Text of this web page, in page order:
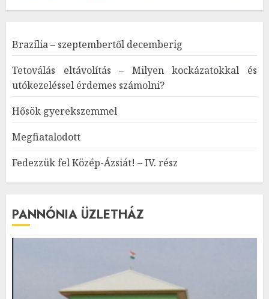
Brazília – szeptembertől decemberig
Tetoválás eltávolítás – Milyen kockázatokkal és
utókezeléssel érdemes számolni?
Hősök gyerekszemmel
Megfiatalodott
Fedezzük fel Közép-Ázsiát! – IV. rész
PANNÓNIA ÜZLETHÁZ